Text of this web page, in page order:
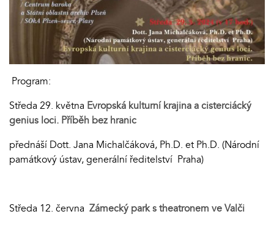
Program:
Středa 29. května Evropská kulturní krajina a cisterciácký
genius loci. Příběh bez hranic
přednáší Dott. Jana Michalčáková, Ph.D. et Ph.D. (Národní
památkový ústav, generální ředitelství Praha)
Středa 12. června Zámecký park s theatronem ve Valči